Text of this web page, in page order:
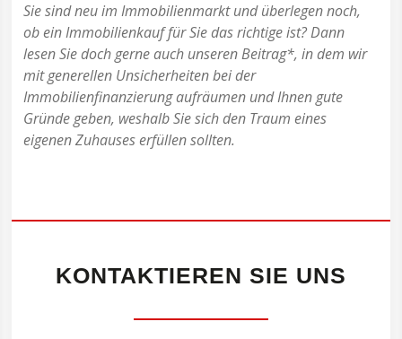
Sie sind neu im Immobilienmarkt und überlegen noch,
ob ein Immobilienkauf für Sie das richtige ist? Dann
lesen Sie doch gerne auch unseren Beitrag*, in dem wir
mit generellen Unsicherheiten bei der
Immobilienfinanzierung aufräumen und Ihnen gute
Gründe geben, weshalb Sie sich den Traum eines
eigenen Zuhauses erfüllen sollten.
KONTAKTIEREN SIE UNS